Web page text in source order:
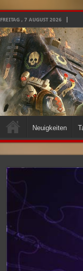
FREITAG , 7 AUGUST 2026
Neuigkeiten